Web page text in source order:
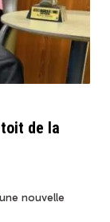
de la
nouvelle